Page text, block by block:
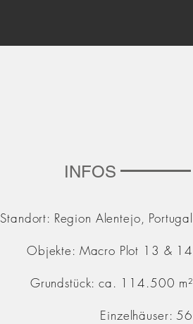
INFOS
Standort: Region Alentejo, Portugal
Objekte: Macro Plot 13 & 14
Grundstück: ca. 114.500 m²
Einzelhäuser: 56